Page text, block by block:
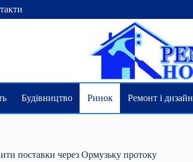
Будівництво Ринок Ремонт і дизайн
поставки через Ормузьку протоку